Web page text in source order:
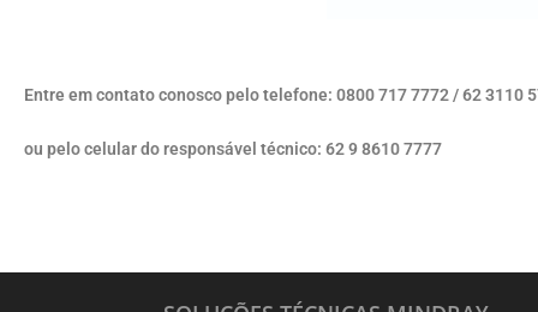
Entre em contato conosco pelo telefone: 0800 717 7772 / 62 3110
ou pelo celular do responsável técnico: 62 9 8610 7777